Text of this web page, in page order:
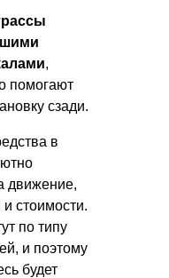
,
помогают
сзади.
в
движение,
стоимости.
по типу
и поэтому
будет